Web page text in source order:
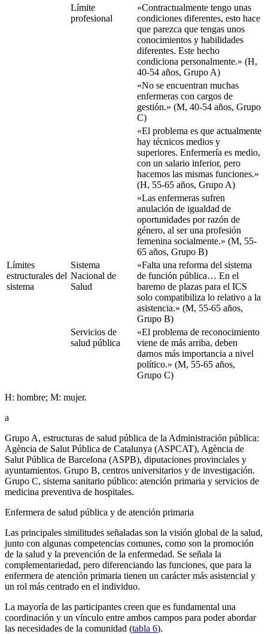
Límite
profesional
«Contractualmente tengo unas
condiciones diferentes, esto hace
que parezca que tengas unos
conocimientos y habilidades
diferentes. Este hecho
condiciona personalmente.» (H,
40-54 años, Grupo A)
«No se encuentran muchas
enfermeras con cargos de
gestión.» (M, 40-54 años, Grupo
C)
«El problema es que actualmente
hay técnicos medios y
superiores. Enfermería es medio,
con un salario inferior, pero
hacemos las mismas funciones.»
(H, 55-65 años, Grupo A)
«Las enfermeras sufren
anulación de igualdad de
oportunidades por razón de
género, al ser una profesión
femenina socialmente.» (M, 55-
65 años, Grupo B)
Límites
estructurales del
sistema
Sistema
Nacional de
Salud
«Falta una reforma del sistema
de función pública… En el
baremo de plazas para el ICS
solo compatibiliza lo relativo a la
asistencia.» (M, 55-65 años,
Grupo B)
Servicios de
salud pública
«El problema de reconocimiento
viene de más arriba, deben
darnos más importancia a nivel
político.» (M, 55-65 años,
Grupo C)
H: hombre; M: mujer.
a
Grupo A, estructuras de salud pública de la Administración pública:
Agència de Salut Pública de Catalunya (ASPCAT), Agència de
Salut Pública de Barcelona (ASPB), diputaciones provinciales y
ayuntamientos. Grupo B, centros universitarios y de investigación.
Grupo C, sistema sanitario público: atención primaria y servicios de
medicina preventiva de hospitales.
Enfermera de salud pública y de atención primaria
Las principales similitudes señaladas son la visión global de la salud,
junto con algunas competencias comunes, como son la promoción
de la salud y la prevención de la enfermedad. Se señala la
complementariedad, pero diferenciando las funciones, que para la
enfermera de atención primaria tienen un carácter más asistencial y
un rol más centrado en el individuo.
La mayoría de las participantes creen que es fundamental una
coordinación y un vínculo entre ambos campos para poder abordar
las necesidades de la comunidad (tabla 6).